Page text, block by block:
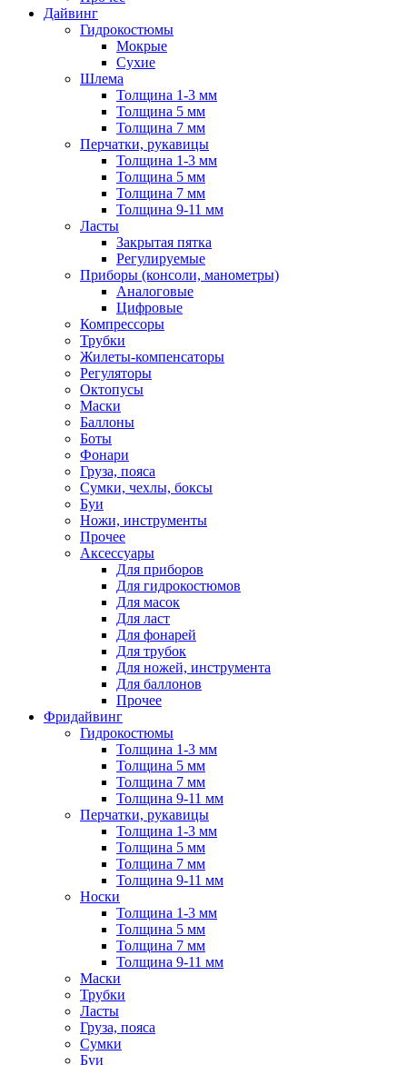
Дайвинг
Гидрокостюмы
Мокрые
Сухие
Шлема
Толщина 1-3 мм
Толщина 5 мм
Толщина 7 мм
Перчатки, рукавицы
Толщина 1-3 мм
Толщина 5 мм
Толщина 7 мм
Толщина 9-11 мм
Ласты
Закрытая пятка
Регулируемые
Приборы (консоли, манометры)
Аналоговые
Цифровые
Компрессоры
Трубки
Жилеты-компенсаторы
Регуляторы
Октопусы
Маски
Баллоны
Боты
Фонари
Груза, пояса
Сумки, чехлы, боксы
Буи
Ножи, инструменты
Прочее
Аксессуары
Для приборов
Для гидрокостюмов
Для масок
Для ласт
Для фонарей
Для трубок
Для ножей, инструмента
Для баллонов
Прочее
Фридайвинг
Гидрокостюмы
Толщина 1-3 мм
Толщина 5 мм
Толщина 7 мм
Толщина 9-11 мм
Перчатки, рукавицы
Толщина 1-3 мм
Толщина 5 мм
Толщина 7 мм
Толщина 9-11 мм
Носки
Толщина 1-3 мм
Толщина 5 мм
Толщина 7 мм
Толщина 9-11 мм
Маски
Трубки
Ласты
Груза, пояса
Сумки
Буи